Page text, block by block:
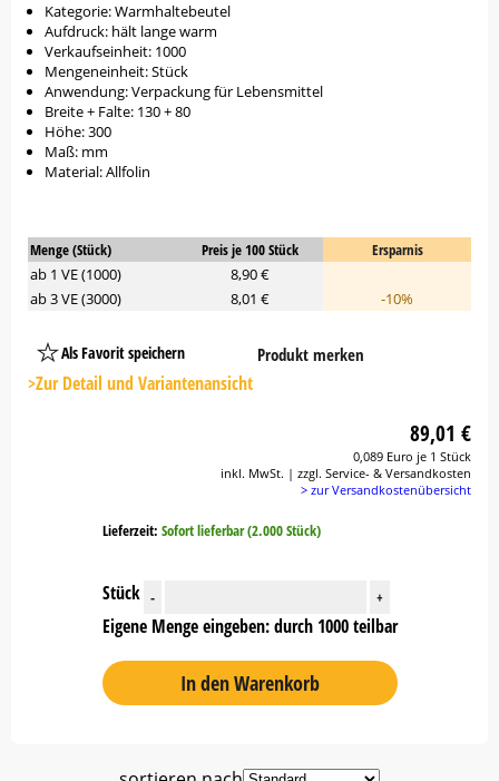
Kategorie: Warmhaltebeutel
Aufdruck: hält lange warm
Verkaufseinheit: 1000
Mengeneinheit: Stück
Anwendung: Verpackung für Lebensmittel
Breite + Falte: 130 + 80
Höhe: 300
Maß: mm
Material: Allfolin
Menge (Stück) Preis je 100 Stück
Ersparnis
ab 1 VE (1000)
8,90 €
ab 3 VE (3000)
8,01 € -10%
Als Favorit speichern
Platzhalter
Button
Produkt merken
>Zur Detail und Variantenansicht
89,01 €
0,089 Euro je 1 Stück
inkl. MwSt. | zzgl. Service- & Versandkosten
> zur Versandkostenübersicht
Lieferzeit: Sofort lieferbar (2.000 Stück)
Stück - +
Eigene Menge eingeben: durch 1000 teilbar
In den Warenkorb